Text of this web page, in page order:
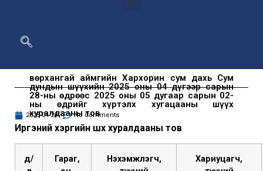
Өвөрхангай аймгийн Хархорин сум дахь Сум
дундын шүүхийн 2025 оны 04 дүгээр сарын
28-ны өдрөөс 2025 оны 05 дугаар сарын 02-
ны өдрийг хүртэлх хугацааны шүүх
хуралдааны тов
2025-04-28 No Comments
Иргэний хэргийн шүүх хуралдааны тов
д/
Гараг,
Нэхэмжлэгч,
Хариуцагч,